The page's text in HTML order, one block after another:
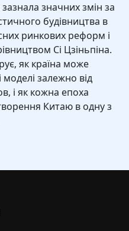
значних змін за
будівництва в
ринкових реформ і
Сі Цзіньпіна.
як країна може
моделі залежно від
і як кожна епоха
Китаю в одну з